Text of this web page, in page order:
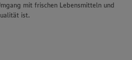
mit frischen Lebensmitteln und
ist.